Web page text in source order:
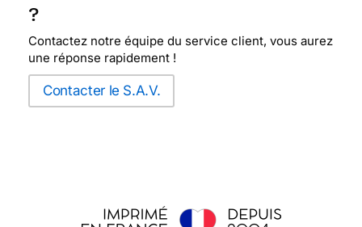
?
Contactez notre équipe du service client, vous aurez
une réponse rapidement !
Contacter le S.A.V.